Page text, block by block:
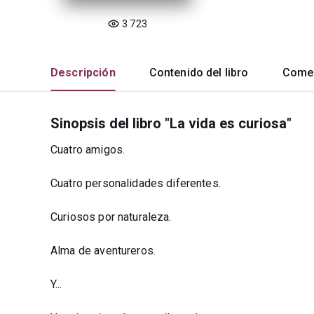
3 723
Descripción Contenido del libro
Sinopsis del libro "La vida es curiosa"
Cuatro amigos.
Cuatro personalidades diferentes.
Curiosos por naturaleza.
Alma de aventureros.
Y...